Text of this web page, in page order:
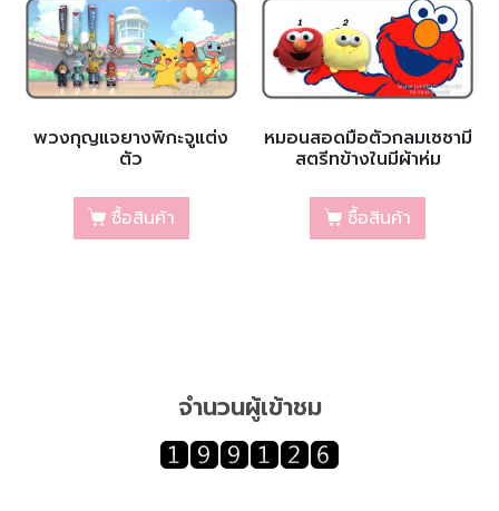
พวงกุญแจยางพิกะจูแต่ง
ตัว
ซื้อสินค้า
หมอนสอดมือตัวกลมเซซามี
สตรีทข้างในมีผ้าห่ม
ซื้อสินค้า
จำนวนผู้เข้าชม